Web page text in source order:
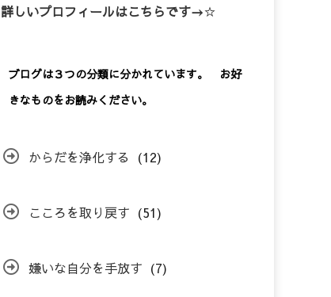
詳しいプロフィールはこちらです→☆
ブログは３つの分類に分かれています。 お好
きなものをお読みください。
からだを浄化する (12)
こころを取り戻す (51)
嫌いな自分を手放す (7)